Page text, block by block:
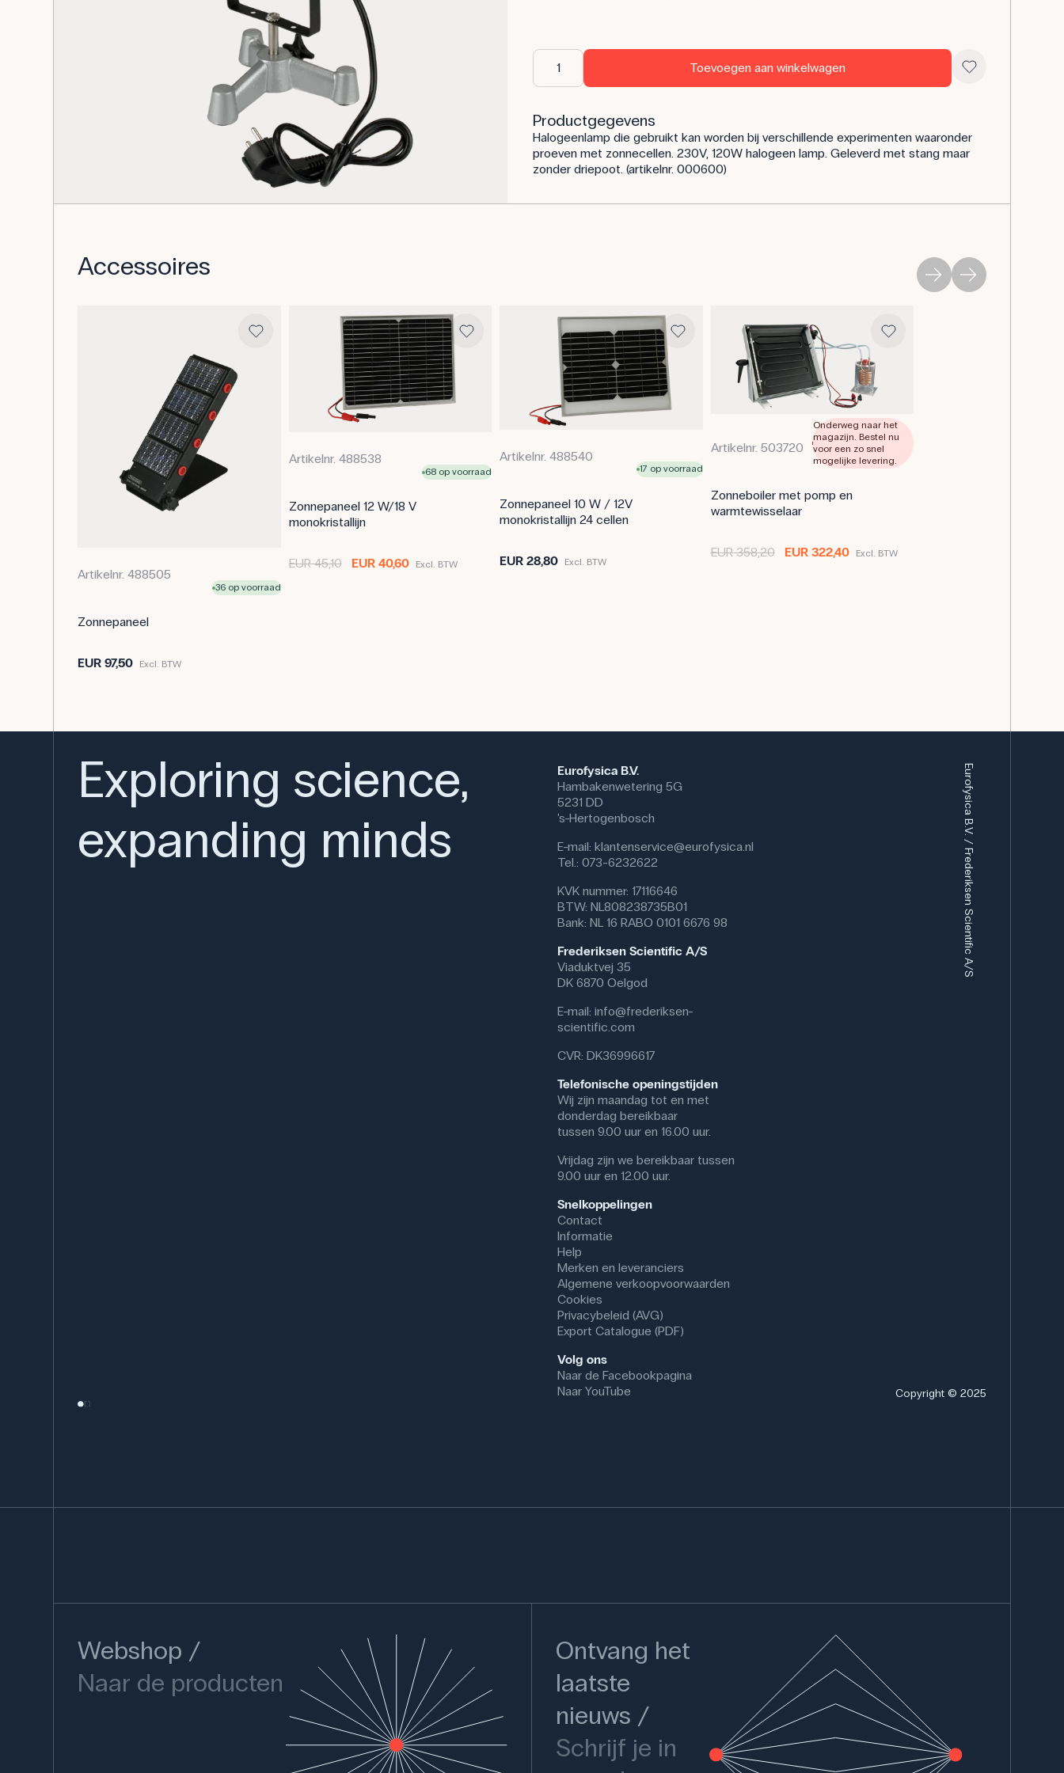
Toevoegen aan winkelwagen
Productgegevens
Halogeenlamp die gebruikt kan worden bij verschillende experimenten waaronder
proeven met zonnecellen. 230V, 120W halogeen lamp. Geleverd met stang maar
zonder driepoot. (artikelnr. 000600)
Accessoires
Artikelnr. 488505
36 op voorraad
Zonnepaneel
EUR 97,50 Excl. BTW
Artikelnr. 488538
68 op voorraad
Zonnepaneel 12 W/18 V
monokristallijn
EUR 45,10 EUR 40,60 Excl. BTW
Artikelnr. 488540
17 op voorraad
Zonnepaneel 10 W / 12V
monokristallijn 24 cellen
EUR 28,80 Excl. BTW
Artikelnr. 503720
Onderweg naar het
magazijn. Bestel nu
voor een zo snel
mogelijke levering.
Zonneboiler met pomp en
warmtewisselaar
EUR 358,20 EUR 322,40 Excl. BTW
Exploring science,
expanding minds
Eurofysica B.V.
Hambakenwetering 5G
5231 DD
's-Hertogenbosch
E-mail: klantenservice@eurofysica.nl
Tel.: 073-6232622
KVK nummer: 17116646
BTW: NL808238735B01
Bank: NL 16 RABO 0101 6676 98
Frederiksen Scientific A/S
Viaduktvej 35
DK 6870 Oelgod
E-mail: info@frederiksen-
scientific.com
CVR: DK36996617
Telefonische openingstijden
Wij zijn maandag tot en met
donderdag bereikbaar
tussen 9.00 uur en 16.00 uur.
Vrijdag zijn we bereikbaar tussen
9.00 uur en 12.00 uur.
Snelkoppelingen
Contact
Informatie
Help
Merken en leveranciers
Algemene verkoopvoorwaarden
Cookies
Privacybeleid (AVG)
Export Catalogue (PDF)
Volg ons
Naar de Facebookpagina
Naar YouTube
Eurofysica B.V. / Frederiksen Scientific A/S
Copyright © 2025
Webshop
Naar de producten
Ontvang het
laatste
nieuws
Schrijf je in